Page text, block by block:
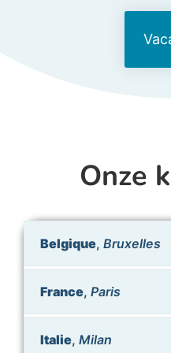
Onze
Belgique, Bruxelles
France, Paris
Italie, Milan